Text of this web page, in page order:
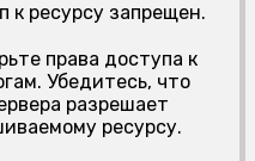
к ресурсу запрещен.
права доступа к
Убедитесь, что
разрешает
ресурсу.